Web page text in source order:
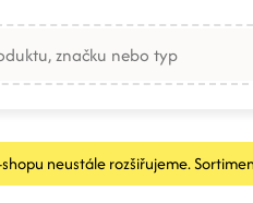
neustále rozšiřujeme.